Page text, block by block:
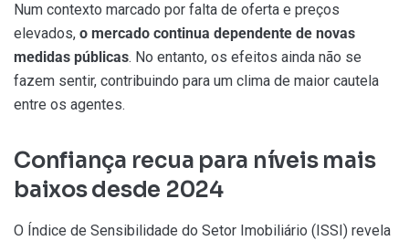
Num contexto marcado por falta de oferta e preços
elevados, o mercado continua dependente de novas
medidas públicas. No entanto, os efeitos ainda não se
fazem sentir, contribuindo para um clima de maior cautela
entre os agentes.
Confiança recua para níveis mais
baixos desde 2024
O Índice de Sensibilidade do Setor Imobiliário (ISSI) revela